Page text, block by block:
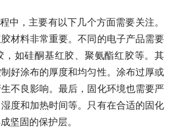
中，主要有以下几个方面需要关注。
材料非常重要。不同的电子产品需要
，如硅酮基红胶、聚氨酯红胶等。其
好涂布的厚度和均匀性。涂布过厚或
不良影响。最后，固化环境也需要严
度和加热时间等。只有在合适的固化
坚固的保护层。